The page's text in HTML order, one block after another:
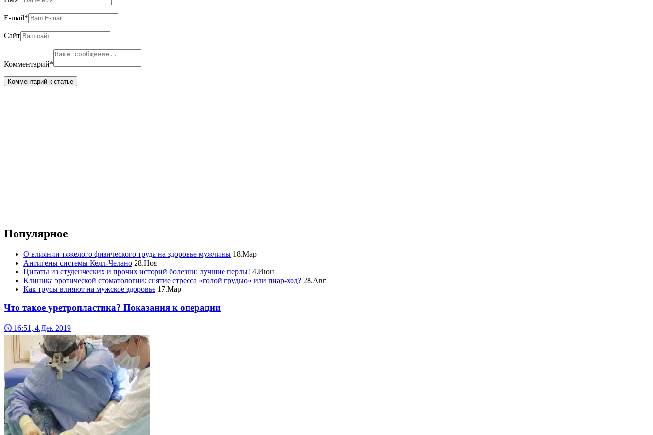
E-mail*
Сайт
Комментарий*
Популярное
О влиянии тяжелого физического труда на здоровье мужчины 18.Мар
Антигены системы Келл-Челано 28.Ноя
Цитаты из студенческих и прочих историй болезни: лучшие перлы! 4.Июн
Клиника эротической стоматологии: снятие стресса «голой грудью» или пиар-ход? 28.Авг
Как трусы влияют на мужское здоровье 17.Мар
Что такое уретропластика? Показания к операции
🕔 16:51, 4.Дек 2019